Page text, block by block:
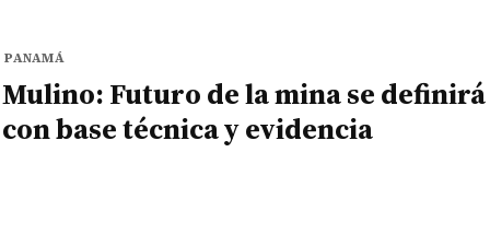
PANAMÁ
Mulino: Futuro de la mina se definirá
con base técnica y evidencia